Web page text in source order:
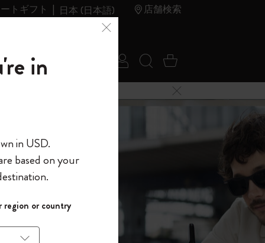
トギフト 日本 (日本語) 店舗検索
ール
ログイン
パスワードを表示
検索 (キーワード
カート 0 アイ
メニューを閉じる
ようこそ
、コード
力すると、初
in
in USD.
based on your
or country